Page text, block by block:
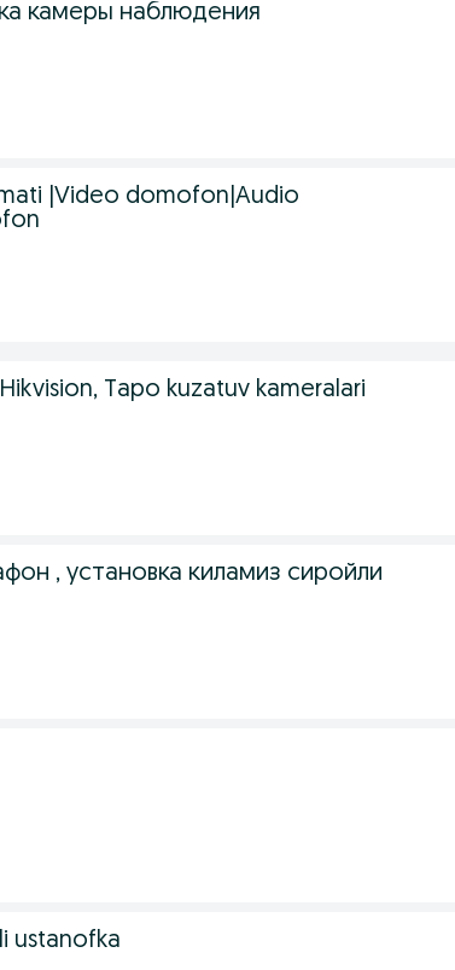
камеры наблюдения
|Video domofon|Audio
Tapo kuzatuv kameralari
, установка киламиз сиройли
ustanofka